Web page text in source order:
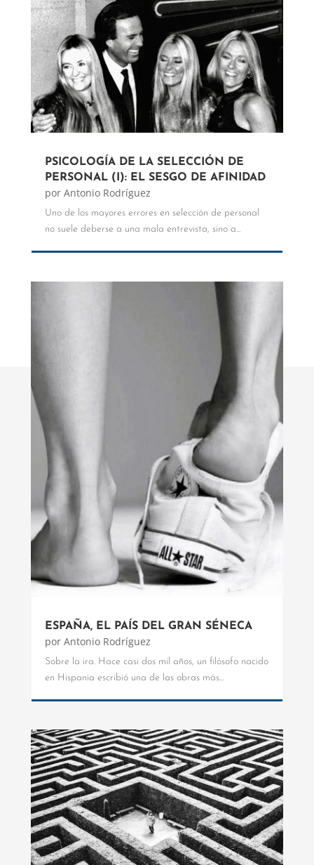
PSICOLOGÍA DE LA SELECCIÓN DE
PERSONAL (I): EL SESGO DE AFINIDAD
por Antonio Rodríguez
Uno de los mayores errores en selección de personal
no suele deberse a una mala entrevista, sino a...
ESPAÑA, EL PAÍS DEL GRAN SÉNECA
por Antonio Rodríguez
Sobre la ira. Hace casi dos mil años, un filósofo nacido
en Hispania escribió una de las obras más...